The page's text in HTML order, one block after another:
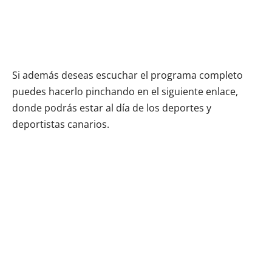
Si además deseas escuchar el programa completo
puedes hacerlo pinchando en el siguiente enlace,
donde podrás estar al día de los deportes y
deportistas canarios.